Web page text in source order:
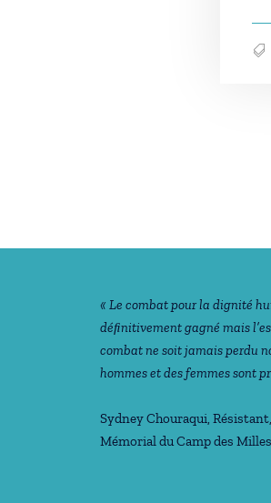
Notre
« Le combat pour la dignité
déﬁnitivement gagné mais
combat ne soit jamais perdu
hommes et des femmes sont
Sydney Chouraqui,
Mémorial du Camp des Milles